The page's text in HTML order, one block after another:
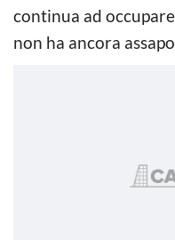
continua ad
non ha ancora